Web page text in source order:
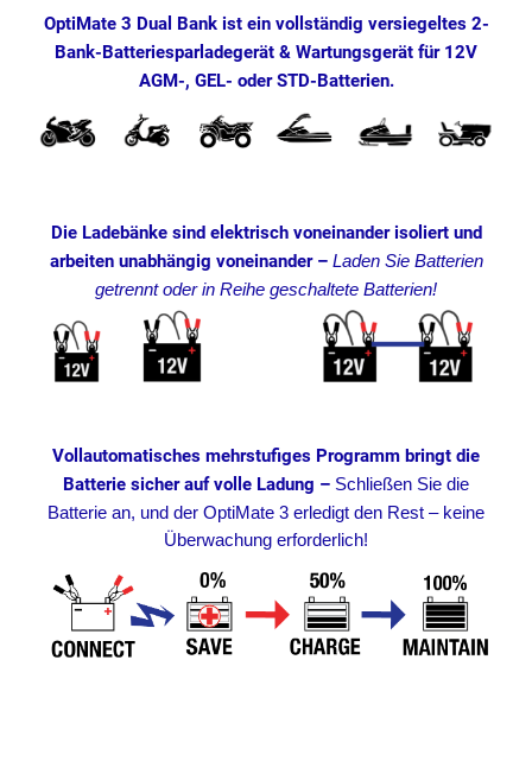
OptiMate 3 Dual Bank ist ein vollständig versiegeltes 2-
Bank-Batteriesparladegerät & Wartungsgerät für 12V
AGM-, GEL- oder STD-Batterien.
Die Ladebänke sind elektrisch voneinander isoliert und
arbeiten unabhängig voneinander – Laden Sie Batterien
getrennt oder in Reihe geschaltete Batterien!
Vollautomatisches mehrstufiges Programm bringt die
Batterie sicher auf volle Ladung – Schließen Sie die
Batterie an, und der OptiMate 3 erledigt den Rest – keine
Überwachung erforderlich!